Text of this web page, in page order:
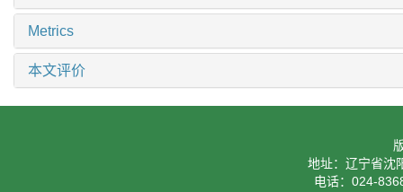
Metrics
本文评价
地址：辽宁省沈
电话：024-